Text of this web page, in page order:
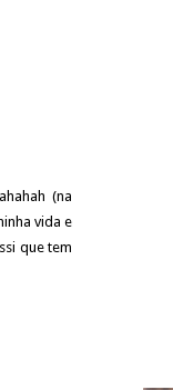
(na
vida e
que tem